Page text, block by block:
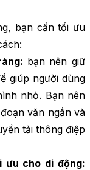
, bạn cần tối ưu
bạn nên giữ
giúp người dùng
nhỏ. Bạn nên
văn ngắn và
tải thông điệp
ưu cho di động: